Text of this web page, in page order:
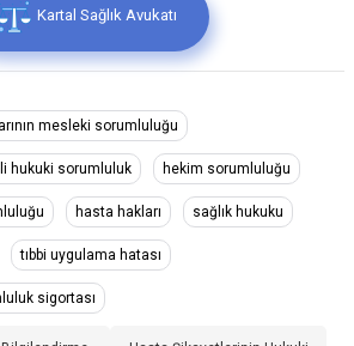
Kartal Sağlık Avukatı
mesleki sorumluluğu
hukuki sorumluluk hekim sorumluluğu
hasta hakları sağlık hukuku
tıbbi uygulama hatası
sigortası